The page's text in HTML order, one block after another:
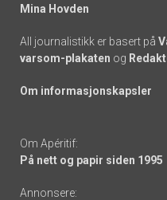
Mina Hovden
All journalistikk er basert på
varsom-plakaten og
Om informasjonskapsler
Om Apéritif:
På nett og papir siden 1995
Annonsere: